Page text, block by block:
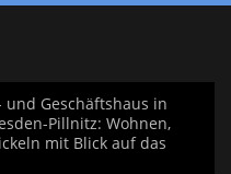
und Geschäftshaus in
Pillnitz: Wohnen,
mit Blick auf das